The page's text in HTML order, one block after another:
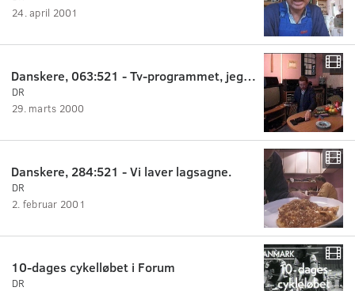
24. april 2001
Danskere, 063:521 - Tv-programmet, jeg aldrig glemmer.
DR
29. marts 2000
Danskere, 284:521 - Vi laver lagsagne.
DR
2. februar 2001
10-dages cykelløbet i Forum
DR